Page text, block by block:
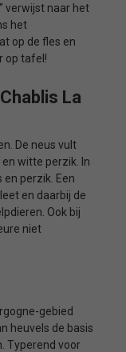
verwijst naar het
het
op de fles en
op tafel!
La
De neus vult
witte perzik. In
perzik. Een
en daarbij de
Ook bij
niet
gebied
heuvels de basis
Typerend voor